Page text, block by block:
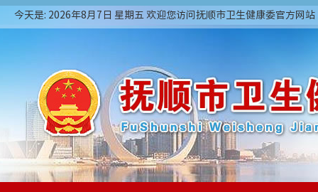
今天是: 2026年8月7日 星期五 欢迎您访问抚顺市卫生健康委官方网站